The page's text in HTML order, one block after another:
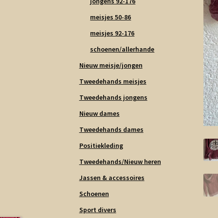
meisjes 50-86
meisjes 92-176
schoenen/allerhande
Nieuw meisje/jongen
Tweedehands meisjes
Tweedehands jongens
Nieuw dames
Tweedehands dames
Positiekleding
Tweedehands/Nieuw heren
Jassen & accessoires
Schoenen
Sport divers